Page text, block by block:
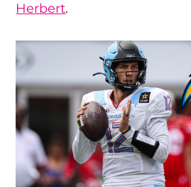
Herbert.